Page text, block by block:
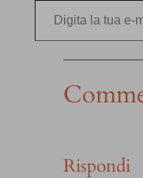
Rispondi